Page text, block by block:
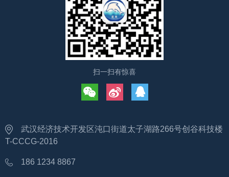
扫一扫有惊喜
武汉经济技术开发区沌口街道太子湖路266号创谷科技楼
T-CCCG-2016
186 1234 8867